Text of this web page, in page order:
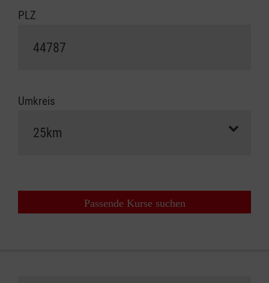
PLZ
Umkreis
Passende Kurse suchen